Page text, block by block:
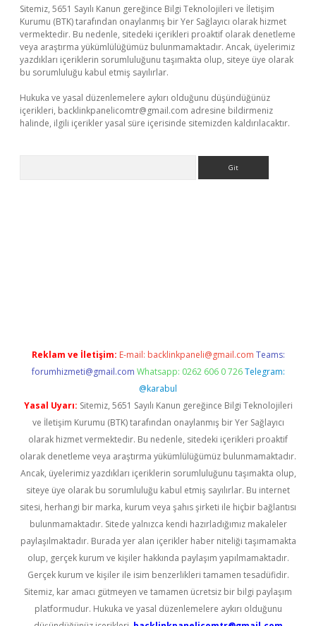
Sitemiz, 5651 Sayılı Kanun gereğince Bilgi Teknolojileri ve İletişim
Kurumu (BTK) tarafından onaylanmış bir Yer Sağlayıcı olarak hizmet
vermektedir. Bu nedenle, sitedeki içerikleri proaktif olarak denetleme
veya araştırma yükümlülüğümüz bulunmamaktadır. Ancak, üyelerimiz
yazdıkları içeriklerin sorumluluğunu taşımakta olup, siteye üye olarak
bu sorumluluğu kabul etmiş sayılırlar.
Hukuka ve yasal düzenlemelere aykırı olduğunu düşündüğünüz
içerikleri, backlinkpanelicomtr@gmail.com adresine bildirmeniz
halinde, ilgili içerikler yasal süre içerisinde sitemizden kaldırılacaktır.
Reklam ve İletişim: E-mail: backlinkpaneli@gmail.com Teams:
forumhizmeti@gmail.com Whatsapp: 0262 606 0 726 Telegram:
@karabul
Yasal Uyarı: Sitemiz, 5651 Sayılı Kanun gereğince Bilgi Teknolojileri
ve İletişim Kurumu (BTK) tarafından onaylanmış bir Yer Sağlayıcı
olarak hizmet vermektedir. Bu nedenle, sitedeki içerikleri proaktif
olarak denetleme veya araştırma yükümlülüğümüz bulunmamaktadır.
Ancak, üyelerimiz yazdıkları içeriklerin sorumluluğunu taşımakta olup,
siteye üye olarak bu sorumluluğu kabul etmiş sayılırlar. Bu internet
sitesi, herhangi bir marka, kurum veya şahıs şirketi ile hiçbir bağlantısı
bulunmamaktadır. Sitede yalnızca kendi hazırladığımız makaleler
paylaşılmaktadır. Burada yer alan içerikler haber niteliği taşımamakta
olup, gerçek kurum ve kişiler hakkında paylaşım yapılmamaktadır.
Gerçek kurum ve kişiler ile isim benzerlikleri tamamen tesadüfidir.
Sitemiz, kar amacı gütmeyen ve tamamen ücretsiz bir bilgi paylaşım
platformudur. Hukuka ve yasal düzenlemelere aykırı olduğunu